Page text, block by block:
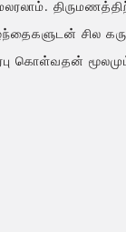
சில
கொள்வதன்